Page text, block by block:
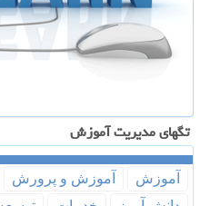
تگهای مدیریت آموزش
آموزش آموزش و پرورش